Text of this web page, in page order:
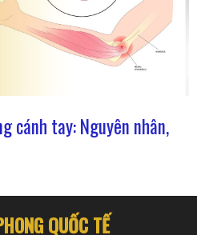
cánh tay: Nguyên nhân,
QUỐC TẾ